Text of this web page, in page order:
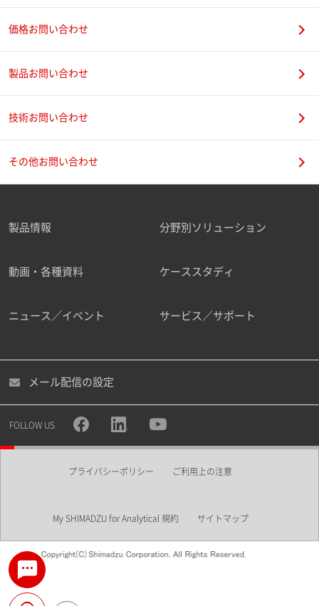
価格お問い合わせ
製品お問い合わせ
技術お問い合わせ
その他お問い合わせ
製品情報 分野別ソリューション
動画・各種資料 ケーススタディ
ニュース／イベント サービス／サポート
メール配信の設定
FOLLOW US
プライバシーポリシー ご利用上の注意
My SHIMADZU for Analytical 規約 サイトマップ